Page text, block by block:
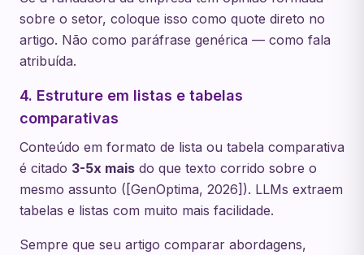
sobre o setor, coloque isso como quote direto no
artigo. Não como paráfrase genérica — como fala
atribuída.
4. Estruture em listas e tabelas
comparativas
Conteúdo em formato de lista ou tabela comparativa
é citado 3-5x mais do que texto corrido sobre o
mesmo assunto ([GenOptima, 2026]). LLMs extraem
tabelas e listas com muito mais facilidade.
Sempre que seu artigo comparar abordagens,